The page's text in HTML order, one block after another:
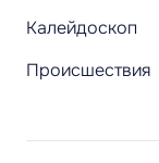
Калейдоскоп
Происшествия